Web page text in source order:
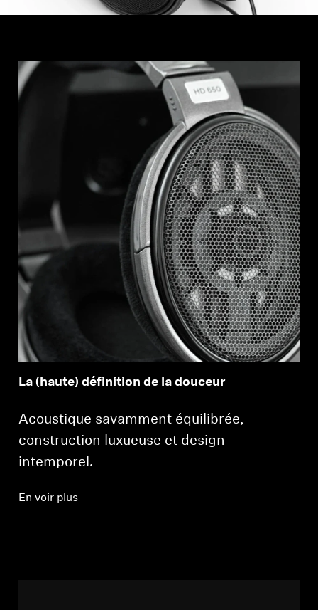
La (haute) définition de la douceur
Acoustique savamment équilibrée,
construction luxueuse et design
intemporel.
En voir plus